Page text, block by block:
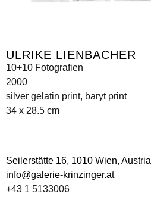
ULRIKE LIENBACHER
10+10 Fotografien
2000
silver gelatin print, baryt print
34 x 28.5 cm
Seilerstätte 16, 1010 Wien, Austria
info@galerie-krinzinger.at
+43 1 5133006